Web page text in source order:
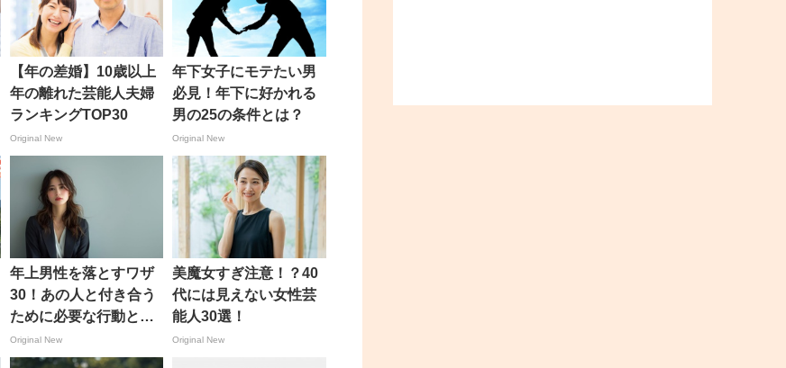
【年の差婚】10歳以上
年の離れた芸能人夫婦
ランキングTOP30
Original New
年下女子にモテたい男
必見！年下に好かれる
男の25の条件とは？
Original New
年上男性を落とすワザ
30！あの人と付き合う
ために必要な行動と
は？
Original New
美魔女すぎ注意！？40
代には見えない女性芸
能人30選！
Original New